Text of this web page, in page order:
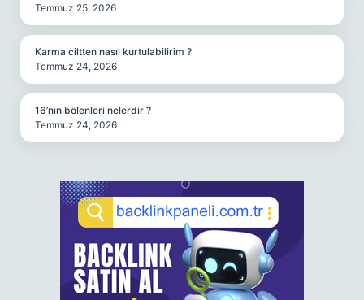
Temmuz 25, 2026
Karma ciltten nasıl kurtulabilirim ?
Temmuz 24, 2026
16’nın bölenleri nelerdir ?
Temmuz 24, 2026